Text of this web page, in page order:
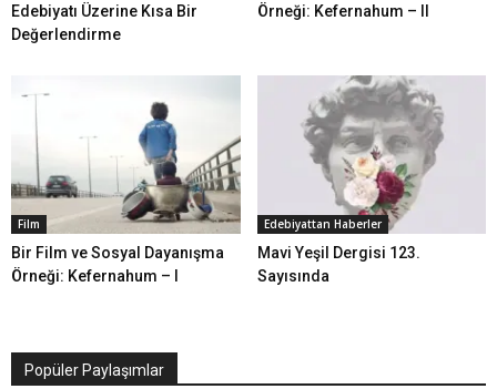
Edebiyatı Üzerine Kısa Bir
Değerlendirme
Örneği: Kefernahum – II
Film
Bir Film ve Sosyal Dayanışma
Örneği: Kefernahum – I
Edebiyattan Haberler
Mavi Yeşil Dergisi 123.
Sayısında
Popüler Paylaşımlar